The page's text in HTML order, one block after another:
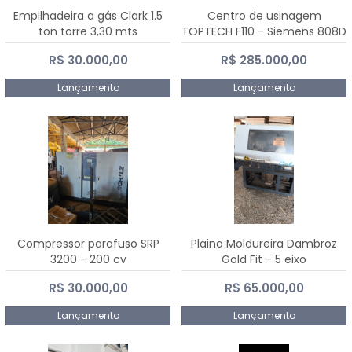
Empilhadeira a gás Clark 1.5
ton torre 3,30 mts
R$ 30.000,00
Lançamento
Centro de usinagem
TOPTECH F110 - Siemens 808D
Advanced
R$ 285.000,00
Lançamento
Compressor parafuso SRP
3200 - 200 cv
R$ 30.000,00
Lançamento
Plaina Moldureira Dambroz
Gold Fit - 5 eixo
R$ 65.000,00
Lançamento